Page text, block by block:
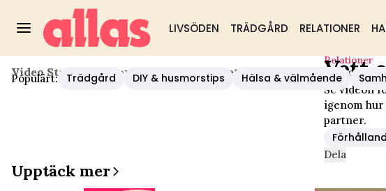
LIVSÖDEN TRÄDGÅRD RELATIONER
Populärt: Trädgård DIY & husmorstips Hälsa & välmående
Video Start / Relationer/ Vett Och Etikett Med Sofia – Relationer
Relationer
Vett
Se videon
igenom hur
partner.
Dela
Upptäck mer